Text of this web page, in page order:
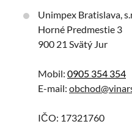
Unimpex Bratislava,
Horné Predmestie 3
900 21 Svätý Jur
Mobil: 0905 354 354
E-mail:
IČO: 17321760